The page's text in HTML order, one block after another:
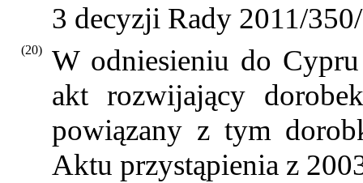
3 decyzji Rady 2011/
(20)
W odniesieniu do
akt rozwijający
powiązany z tym
Aktu przystąpienia z